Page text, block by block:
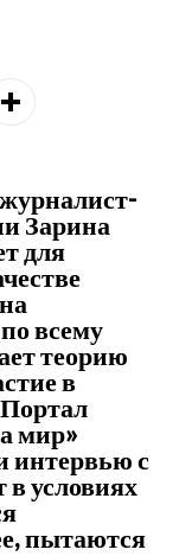
Зарина
для
всему
теорию
в
мир»
интервью с
условиях
пытаются